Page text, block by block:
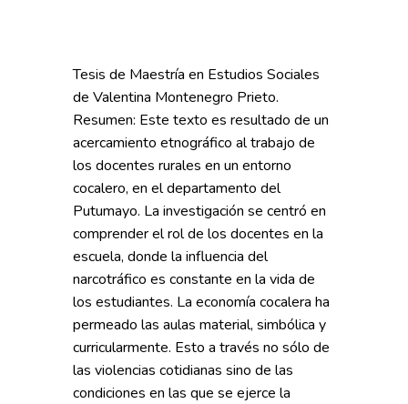
Tesis de Maestría en Estudios Sociales
de Valentina Montenegro Prieto.
Resumen: Este texto es resultado de un
acercamiento etnográfico al trabajo de
los docentes rurales en un entorno
cocalero, en el departamento del
Putumayo. La investigación se centró en
comprender el rol de los docentes en la
escuela, donde la influencia del
narcotráfico es constante en la vida de
los estudiantes. La economía cocalera ha
permeado las aulas material, simbólica y
curricularmente. Esto a través no sólo de
las violencias cotidianas sino de las
condiciones en las que se ejerce la